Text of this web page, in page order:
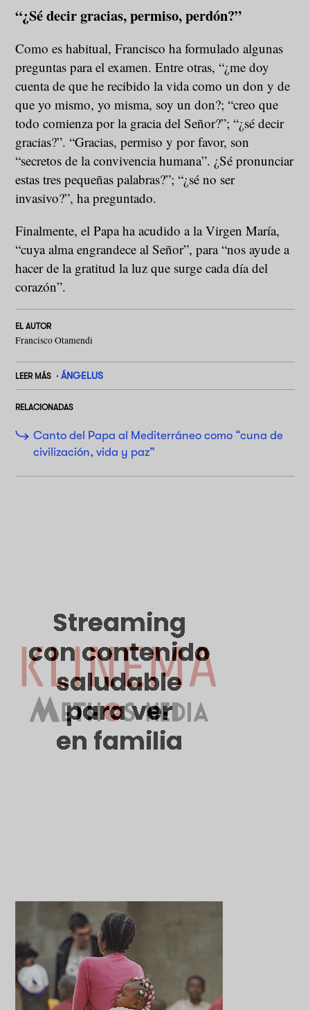
“¿Sé decir gracias, permiso, perdón?”
Como es habitual, Francisco ha formulado algunas
preguntas para el examen. Entre otras, “¿me doy
cuenta de que he recibido la vida como un don y de
que yo mismo, yo misma, soy un don?; “creo que
todo comienza por la gracia del Señor?”; “¿sé decir
gracias?”. “Gracias, permiso y por favor, son
“secretos de la convivencia humana”. ¿Sé pronunciar
estas tres pequeñas palabras?”; “¿sé no ser
invasivo?”, ha preguntado.
Finalmente, el Papa ha acudido a la Virgen María,
“cuya alma engrandece al Señor”, para “nos ayude a
hacer de la gratitud la luz que surge cada día del
corazón”.
EL AUTOR
Francisco Otamendi
LEER MÁS ÁNGELUS
RELACIONADAS
Canto del Papa al Mediterráneo como “cuna de
civilización, vida y paz”